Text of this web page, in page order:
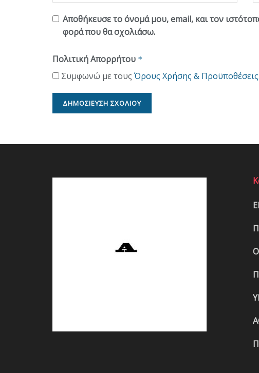
Αποθήκευσε το όνομά μου, email, και τον
φορά που θα σχολιάσω.
Πολιτική Απορρήτου *
Συμφωνώ με τους Όρους Χρήσης & Προϋποθέσεις.